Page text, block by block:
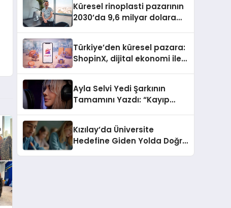
Küresel rinoplasti pazarının
2030’da 9,6 milyar dolara
Türkiye’den küresel pazara:
ShopinX, dijital ekonomi ile
Ayla Selvi Yedi Şarkının
Tamamını Yazdı: “Kayıp
Kızılay’da Üniversite
Hedefine Giden Yolda Doğru